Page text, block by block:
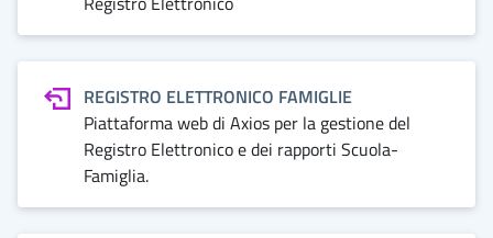
REGISTRO ELETTRONICO FAMIGLIE
Piattaforma web di Axios per la gestione del
Registro Elettronico e dei rapporti Scuola-
Famiglia.